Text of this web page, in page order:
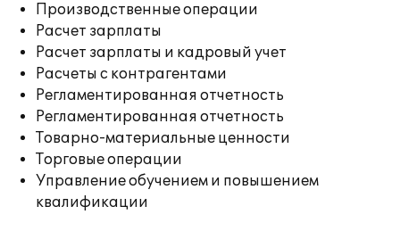
Производственные операции
Расчет зарплаты
Расчет зарплаты и кадровый учет
Расчеты с контрагентами
Регламентированная отчетность
Регламентированная отчетность
Товарно-материальные ценности
Торговые операции
Управление обучением и повышением
квалификации